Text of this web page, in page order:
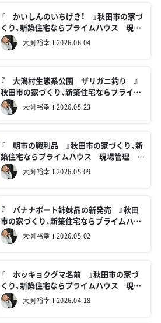
『 かいしんのいちげき！ 』秋田市の家づ
くり、新築住宅ならプライムハウス 現場
管理 大渕裕幸
大渕 裕幸 2026.06.04
『 大潟村生態系公園 ザリガニ釣り 』
秋田市の家づくり、新築住宅ならプライム
ハウス 現場管理 大渕裕幸
大渕 裕幸 2026.05.23
『 朝市の戦利品 』秋田市の家づくり、新
築住宅ならプライムハウス 現場管理 大
渕裕幸大渕 裕幸 2026.05.09
『 バナナボート姉妹品の新発売 』秋田
市の家づくり、新築住宅ならプライムハウ
ス 現場管理 大渕裕幸
大渕 裕幸 2026.05.02
『 ホッキョクグマ名前 』秋田市の家づ
くり、新築住宅ならプライムハウス 現場
管理 大渕裕幸
大渕 裕幸 2026.04.18